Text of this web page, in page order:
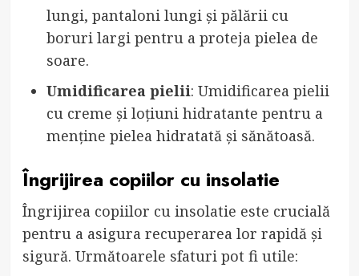
lungi, pantaloni lungi și pălării cu
boruri largi pentru a proteja pielea de
soare.
Umidificarea pielii: Umidificarea pielii
cu creme și loțiuni hidratante pentru a
menține pielea hidratată și sănătoasă.
Îngrijirea copiilor cu insolatie
Îngrijirea copiilor cu insolatie este crucială
pentru a asigura recuperarea lor rapidă și
sigură. Următoarele sfaturi pot fi utile: